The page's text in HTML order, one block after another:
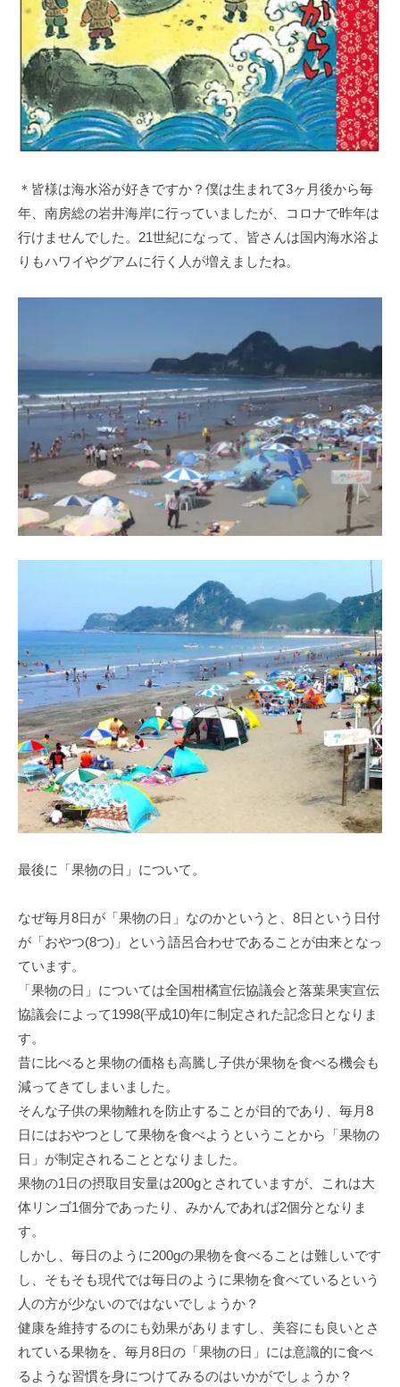
＊皆様は海水浴が好きですか？僕は生まれて3ヶ月後から毎
年、南房総の岩井海岸に行っていましたが、コロナで昨年は
行けませんでした。21世紀になって、皆さんは国内海水浴よ
りもハワイやグアムに行く人が増えましたね。
最後に「果物の日」について。
なぜ毎月8日が「果物の日」なのかというと、8日という日付
が「おやつ(8つ)」という語呂合わせであることが由来となっ
ています。
「果物の日」については全国柑橘宣伝協議会と落葉果実宣伝
協議会によって1998(平成10)年に制定された記念日となりま
す。
昔に比べると果物の価格も高騰し子供が果物を食べる機会も
減ってきてしまいました。
そんな子供の果物離れを防止することが目的であり、毎月8
日にはおやつとして果物を食べようということから「果物の
日」が制定されることとなりました。
果物の1日の摂取目安量は200gとされていますが、これは大
体リンゴ1個分であったり、みかんであれば2個分となりま
す。
しかし、毎日のように200gの果物を食べることは難しいです
し、そもそも現代では毎日のように果物を食べているという
人の方が少ないのではないでしょうか？
健康を維持するのにも効果がありますし、美容にも良いとさ
れている果物を、毎月8日の「果物の日」には意識的に食べ
るような習慣を身につけてみるのはいかがでしょうか？